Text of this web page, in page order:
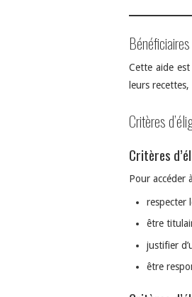
Bénéficiaires
Cette aide
leurs
Critères
Critères
Pour accéder
respecter
être
justifier
être